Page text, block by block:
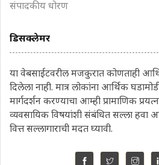
संपादकीय धोरण
डिसक्लेमर
या वेबसाईटवरील मजकुरात कोणताही
दिलेला नाही. मात्र लोकांना आर्थिक
मार्गदर्शन करण्याचा आम्ही प्रामाणिक
व्यवसायिक विषयांशी संबंधित सल्ला
वित्त सल्लागाराची मदत घ्यावी.